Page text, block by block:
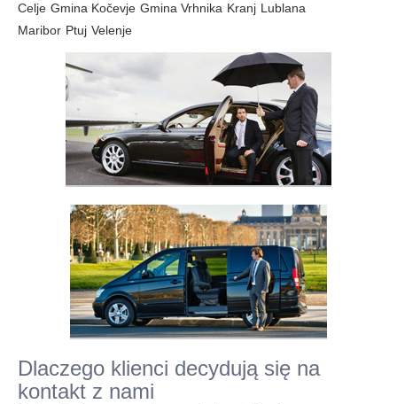
Celje Gmina Kočevje Gmina Vrhnika Kranj Lublana
Maribor Ptuj Velenje
Dlaczego klienci decydują się na
kontakt z nami